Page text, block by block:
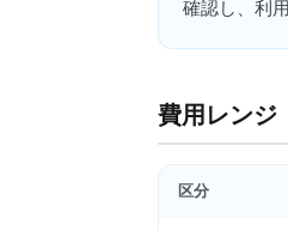
確認し、利
費用レンジ
区分